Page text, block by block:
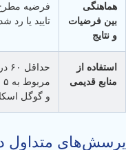
هماهنگی
بین فرضیات
و نتایج
فرضیه
تایید یا رد
استفاده از
منابع قدیمی
و گوگل
پرسش‌های متداول